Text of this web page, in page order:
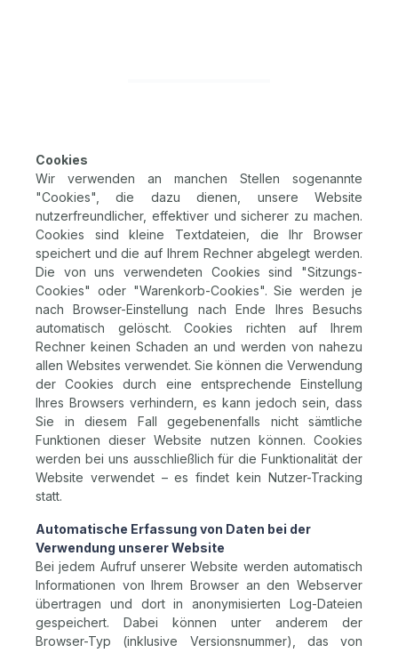
Cookies
Wir verwenden an manchen Stellen sogenannte
"Cookies", die dazu dienen, unsere Website
nutzerfreundlicher, effektiver und sicherer zu machen.
Cookies sind kleine Textdateien, die Ihr Browser
speichert und die auf Ihrem Rechner abgelegt werden.
Die von uns verwendeten Cookies sind "Sitzungs-
Cookies" oder "Warenkorb-Cookies". Sie werden je
nach Browser-Einstellung nach Ende Ihres Besuchs
automatisch gelöscht. Cookies richten auf Ihrem
Rechner keinen Schaden an und werden von nahezu
allen Websites verwendet. Sie können die Verwendung
der Cookies durch eine entsprechende Einstellung
Ihres Browsers verhindern, es kann jedoch sein, dass
Sie in diesem Fall gegebenenfalls nicht sämtliche
Funktionen dieser Website nutzen können. Cookies
werden bei uns ausschließlich für die Funktionalität der
Website verwendet – es findet kein Nutzer-Tracking
statt.
Automatische Erfassung von Daten bei der
Verwendung unserer Website
Bei jedem Aufruf unserer Website werden automatisch
Informationen von Ihrem Browser an den Webserver
übertragen und dort in anonymisierten Log-Dateien
gespeichert. Dabei können unter anderem der
Browser-Typ (inklusive Versionsnummer), das von